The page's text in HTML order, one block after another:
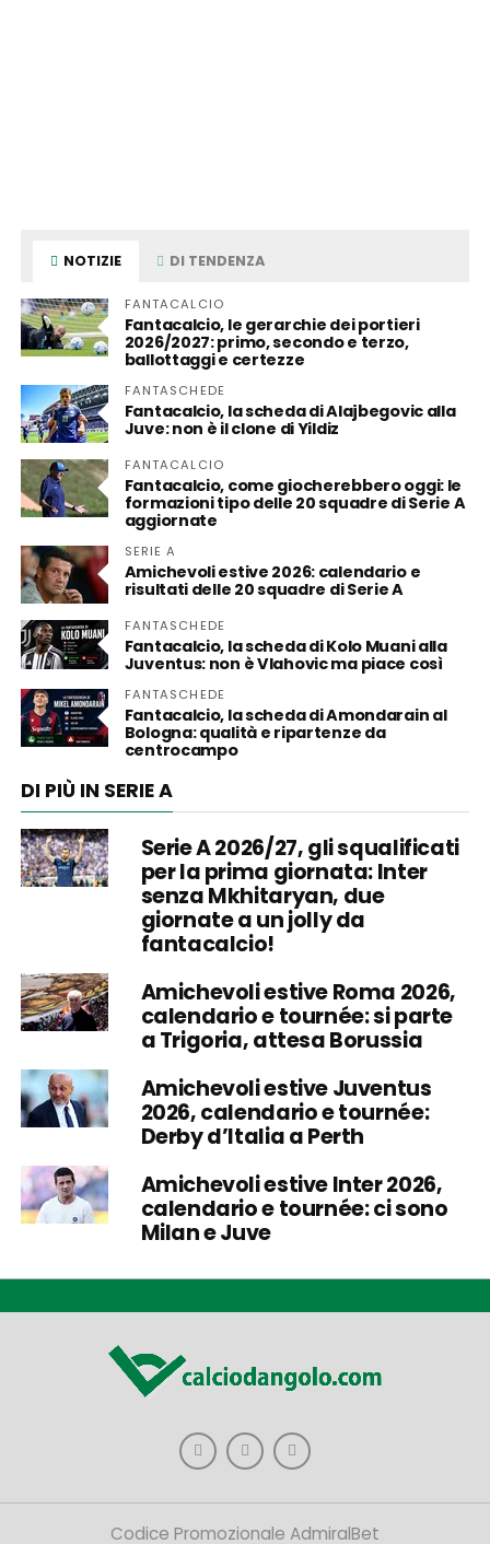
NOTIZIE DI TENDENZA
FANTACALCIO
Fantacalcio, le gerarchie dei portieri
2026/2027: primo, secondo e terzo,
ballottaggi e certezze
FANTASCHEDE
Fantacalcio, la scheda di Alajbegovic alla
Juve: non è il clone di Yildiz
FANTACALCIO
Fantacalcio, come giocherebbero oggi: le
formazioni tipo delle 20 squadre di Serie A
aggiornate
SERIE A
Amichevoli estive 2026: calendario e
risultati delle 20 squadre di Serie A
FANTASCHEDE
Fantacalcio, la scheda di Kolo Muani alla
Juventus: non è Vlahovic ma piace così
FANTASCHEDE
Fantacalcio, la scheda di Amondarain al
Bologna: qualità e ripartenze da
centrocampo
DI PIÙ IN SERIE A
Serie A 2026/27, gli squalificati
per la prima giornata: Inter
senza Mkhitaryan, due
giornate a un jolly da
fantacalcio!
Amichevoli estive Roma 2026,
calendario e tournée: si parte
a Trigoria, attesa Borussia
Amichevoli estive Juventus
2026, calendario e tournée:
Derby d’Italia a Perth
Amichevoli estive Inter 2026,
calendario e tournée: ci sono
Milan e Juve
Codice Promozionale AdmiralBet